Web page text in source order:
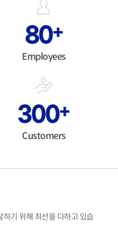
80+
Employees
300+
Customers
기 위해 최선을 다하고 있습